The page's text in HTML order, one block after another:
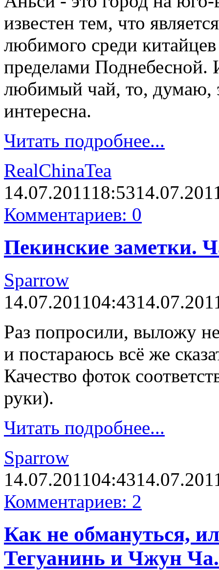
известен тем, что
любимого среди
пределами Поднебесной.
любимый чай, то, думаю,
интересна.
Читать подробнее...
RealChinaTea
14.07.201118:53
Комментариев: 0
Пекинские заметки.
Sparrow
14.07.2011 04:43
Раз попросили, выложу
и постараюсь всё же
Качество фоток
руки).
Читать подробнее...
Sparrow
14.07.2011 04:43
Комментариев: 2
Как не обмануться,
Тегуанинь и Чжун Ча.